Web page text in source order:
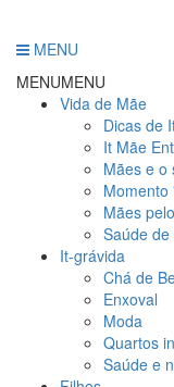
MENU
MENUMENU
Vida de Mãe
Dicas de
It Mãe
Mães e o
Momento
Mães
Saúde
It-grávida
Chá de
Enxoval
Moda
Quartos
Saúde e